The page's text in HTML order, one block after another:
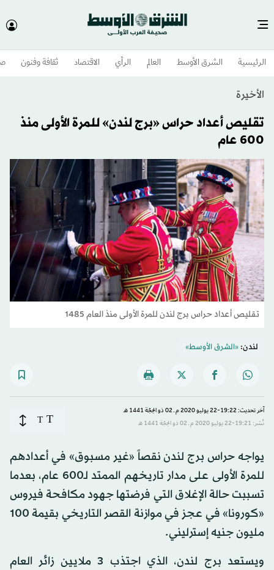
الرئيسية الشرق الأوسط​ العالم الرأي الاقتصاد ثقافة وفنون
الأخيرة
تقليص أعداد حراس «برج لندن» للمرة الأولى منذ
600 عام
تقليص أعداد حراس برج لندن للمرة الأولى منذ العام 1485
لندن:«الشرق الأوسط»
آخر تحديث: 19:22-22 يوليو 2020 م ـ 02 ذو الحِجّة 1441 هـ
نُشر: 19:21-22 يوليو 2020 م ـ 02 ذو الحِجّة 1441 هـ
T
T
يواجه حراس برج لندن نقصاً «غير مسبوق» في أعدادهم
للمرة الأولى على مدار تاريخهم الممتد لـ600 عام، بعدما
تسببت حالة الإغلاق التي فرضتها جهود مكافحة فيروس
«كورونا» في عجز في موازنة القصر التاريخي بقيمة 100
مليون جنيه إسترليني.
ويستعد برج لندن، الذي اجتذب 3 ملايين زائر العام